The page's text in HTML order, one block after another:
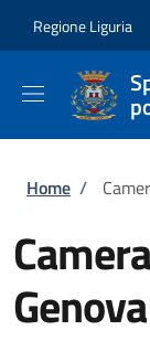
Regione Liguria
Briciole
Home /
Genova